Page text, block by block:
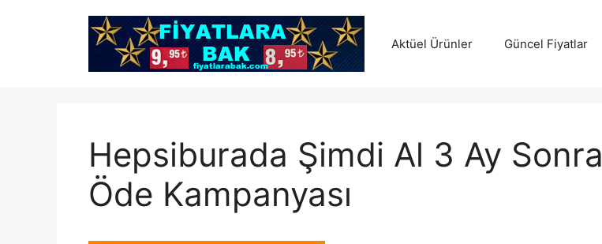
Aktüel Ürünler Güncel Fiyatlar
Hepsiburada Şimdi Al 3 Ay Sonra
Öde Kampanyası